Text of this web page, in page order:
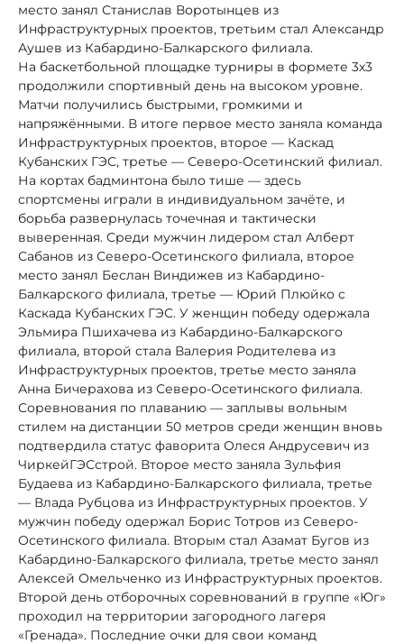
место занял Станислав Воротынцев из
Инфраструктурных проектов, третьим стал Александр
Аушев из Кабардино-Балкарского филиала.
На баскетбольной площадке турниры в формете 3х3
продолжили спортивный день на высоком уровне.
Матчи получились быстрыми, громкими и
напряжёнными. В итоге первое место заняла команда
Инфраструктурных проектов, второе — Каскад
Кубанских ГЭС, третье — Северо-Осетинский филиал.
На кортах бадминтона было тише — здесь
спортсмены играли в индивидуальном зачёте, и
борьба развернулась точечная и тактически
выверенная. Среди мужчин лидером стал Алберт
Сабанов из Северо-Осетинского филиала, второе
место занял Беслан Виндижев из Кабардино-
Балкарского филиала, третье — Юрий Плюйко с
Каскада Кубанских ГЭС. У женщин победу одержала
Эльмира Пшихачева из Кабардино-Балкарского
филиала, второй стала Валерия Родителева из
Инфраструктурных проектов, третье место заняла
Анна Бичерахова из Северо-Осетинского филиала.
Соревнования по плаванию — заплывы вольным
стилем на дистанции 50 метров среди женщин вновь
подтвердила статус фаворита Олеся Андрусевич из
ЧиркейГЭСстрой. Второе место заняла Зульфия
Будаева из Кабардино-Балкарского филиала, третье
— Влада Рубцова из Инфраструктурных проектов. У
мужчин победу одержал Борис Тотров из Северо-
Осетинского филиала. Вторым стал Азамат Бугов из
Кабардино-Балкарского филиала, третье место занял
Алексей Омельченко из Инфраструктурных проектов.
Второй день отборочных соревнований в группе «Юг»
проходил на территории загородного лагеря
«Гренада». Последние очки для свои команд